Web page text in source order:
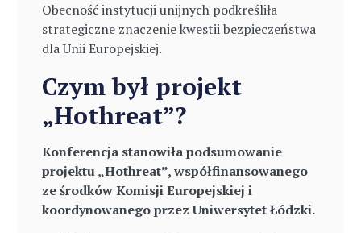
Obecność instytucji unijnych podkreśliła
strategiczne znaczenie kwestii bezpieczeństwa
dla Unii Europejskiej.
Czym był projekt
„Hothreat”?
Konferencja stanowiła podsumowanie
projektu „Hothreat”, współfinansowanego
ze środków Komisji Europejskiej i
koordynowanego przez Uniwersytet Łódzki.